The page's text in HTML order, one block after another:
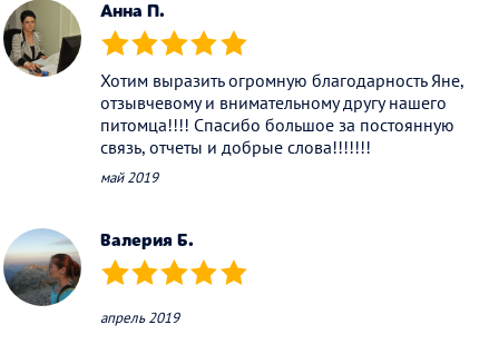
Анна П.
(*) (*) (*) (*) (*)
Хотим выразить огромную благодарность Яне,
отзывчевому и внимательному другу нашего
питомца!!!! Спасибо большое за постоянную
связь, отчеты и добрые слова!!!!!!!
май 2019
Валерия Б.
(*) (*) (*) (*) (*)
апрель 2019